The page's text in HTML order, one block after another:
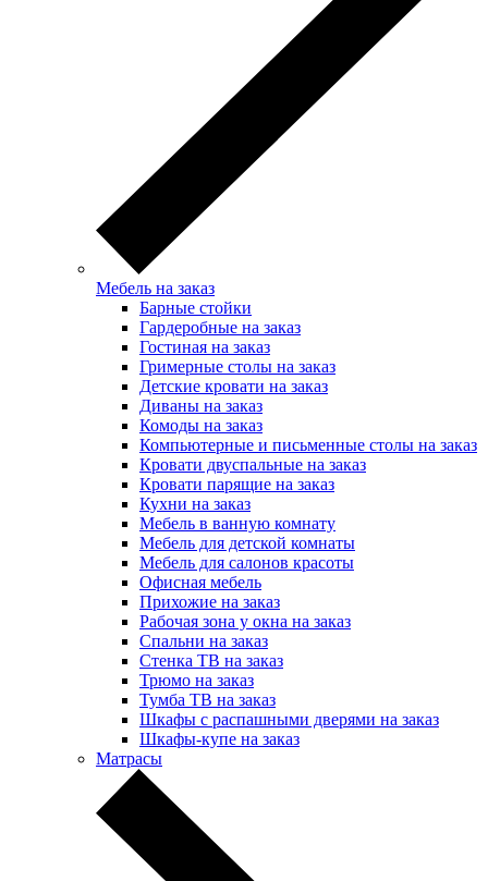
Мебель на заказ
Барные стойки
Гардеробные на заказ
Гостиная на заказ
Гримерные столы на заказ
Детские кровати на заказ
Диваны на заказ
Комоды на заказ
Компьютерные и письменные столы на заказ
Кровати двуспальные на заказ
Кровати парящие на заказ
Кухни на заказ
Мебель в ванную комнату
Мебель для детской комнаты
Мебель для салонов красоты
Офисная мебель
Прихожие на заказ
Рабочая зона у окна на заказ
Спальни на заказ
Стенка ТВ на заказ
Трюмо на заказ
Тумба ТВ на заказ
Шкафы с распашными дверями на заказ
Шкафы-купе на заказ
Матрасы